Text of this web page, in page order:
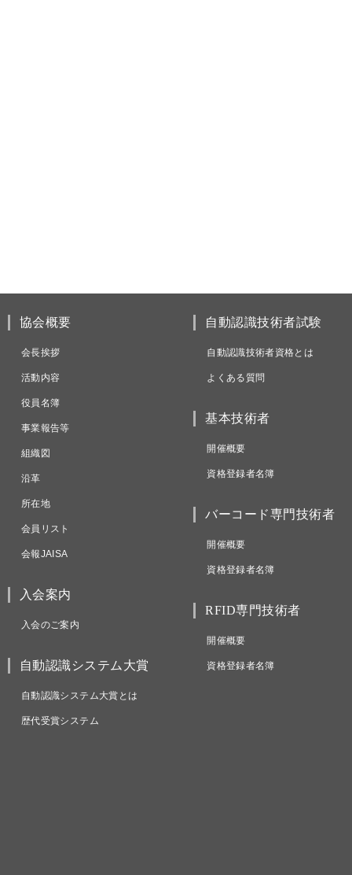
協会概要
会長挨拶
活動内容
役員名簿
事業報告等
組織図
沿革
所在地
会員リスト
会報JAISA
入会案内
入会のご案内
自動認識システム大賞
自動認識システム大賞とは
歴代受賞システム
自動認識技術者試験
自動認識技術者資格とは
よくある質問
基本技術者
開催概要
資格登録者名簿
バーコード専門技術者
開催概要
資格登録者名簿
RFID専門技術者
開催概要
資格登録者名簿